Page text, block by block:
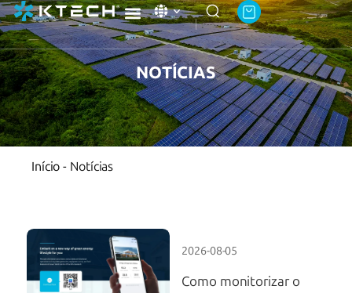
NOTÍCIAS
Início - Notícias
2026-08-05
Como monitorizar o